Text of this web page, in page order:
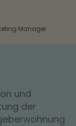
Manager
und
der